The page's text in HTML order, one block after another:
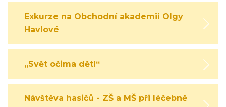
Exkurze na Obchodní akademii Olgy
Havlové
„Svět očima dětí“
Návštěva hasičů - ZŠ a MŠ při léčebně